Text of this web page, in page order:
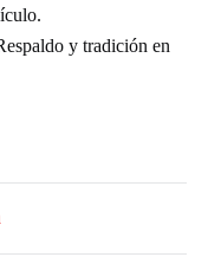
y tradición en